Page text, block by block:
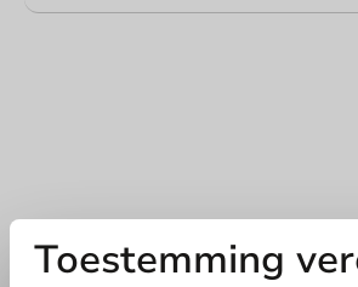
Toestemming